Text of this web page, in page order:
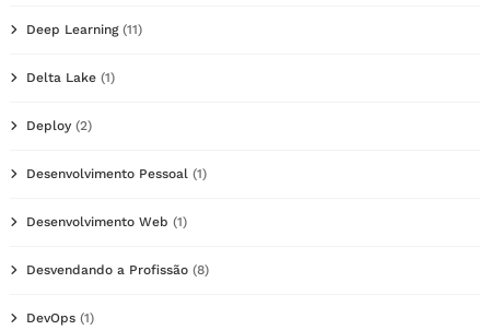
Deep Learning(11)
Delta Lake (1)
Deploy (2)
Desenvolvimento Pessoal (1)
Desenvolvimento Web (1)
Desvendando a Profissão (8)
DevOps (1)